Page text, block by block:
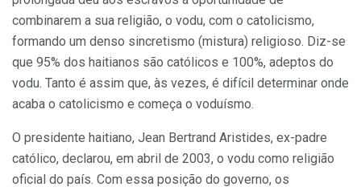
combinarem a sua religião, o vodu, com o catolicismo,
formando um denso sincretismo (mistura) religioso. Diz-se
que 95% dos haitianos são católicos e 100%, adeptos do
vodu. Tanto é assim que, às vezes, é difícil determinar onde
acaba o catolicismo e começa o voduísmo.
O presidente haitiano, Jean Bertrand Aristides, ex-padre
católico, declarou, em abril de 2003, o vodu como religião
oficial do país. Com essa posição do governo, os